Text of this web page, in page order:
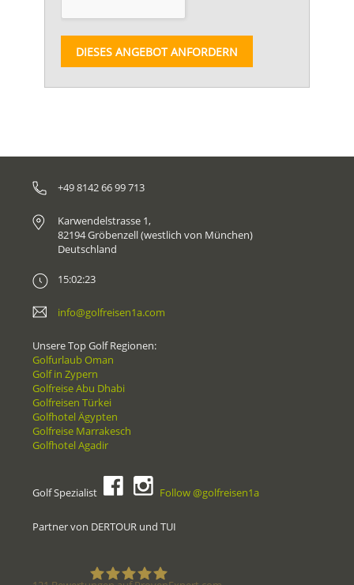
DIESES ANGEBOT ANFORDERN
+49 8142 66 99 713
Karwendelstrasse 1,
82194 Gröbenzell (westlich von München)
Deutschland
15:02:23
info@golfreisen1a.com
Unsere Top Golf Regionen:
Golfurlaub Oman
Golf in Zypern
Golfreise Abu Dhabi
Golfreisen Türkei
Golfhotel Ägypten
Golfreise Marrakesch
Golfhotel Agadir
Golf Spezialist Follow @golfreisen1a
Partner von DERTOUR und TUI